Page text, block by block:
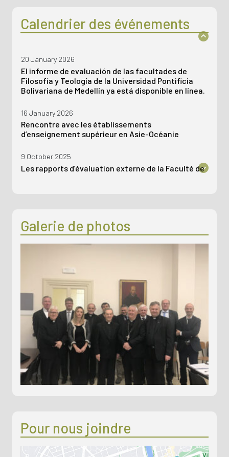
Calendrier des événements
Rencontre avec les établissements d’enseign. sup.
ecclés. d’Amérique du Nord
20 January 2026
El informe de evaluación de las facultades de
Filosofía y Teología de la Universidad Pontificia
Bolivariana de Medellín ya está disponible en línea.
16 January 2026
Rencontre avec les établissements
d’enseignement supérieur en Asie-Océanie
9 October 2025
Les rapports d’évaluation externe de la Faculté de
9 April 2025
En ligne le rapport d’évaluation du PISAI
29 January 2025
Réunion avec des institutions académiques
d’enseignement supérieur d’Afrique
19 December 2024
Rapport d’évaluation en ligne de l’UKSW, Varsovie
27 November 2024
Réunion avec des institutions académiques latino-
Galerie de photos
Pour nous joindre